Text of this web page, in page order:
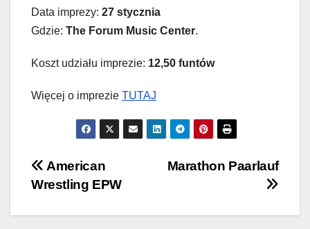
Data imprezy: 27 stycznia
Gdzie: The Forum Music Center.
Koszt udziału imprezie: 12,50 funtów
Więcej o imprezie TUTAJ
Nawigacja
wpisu
Marathon Paarlauf
American
Wrestling EPW